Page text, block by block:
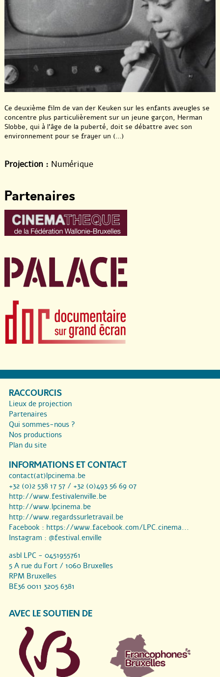
Ce deuxième film de van der Keuken sur les enfants aveugles se
concentre plus particulièrement sur un jeune garçon, Herman
Slobbe, qui à l’âge de la puberté, doit se débattre avec son
environnement pour se frayer un (...)
Projection : Numérique
Partenaires
RACCOURCIS
Lieux de projection
Partenaires
Qui sommes-nous ?
Nos productions
Plan du site
INFORMATIONS ET CONTACT
contact(at)lpcinema.be
+32 (0)2 538 17 57 / +32 (0)493 56 69 07
http://www.festivalenville.be
http://www.lpcinema.be
http://www.regardssurletravail.be
Facebook : https://www.facebook.com/LPC.cinema...
Instagram : @festival.enville
asbl LPC - 0451955761
5 A rue du Fort / 1060 Bruxelles
RPM Bruxelles
BE36 0011 3205 6381
AVEC LE SOUTIEN DE